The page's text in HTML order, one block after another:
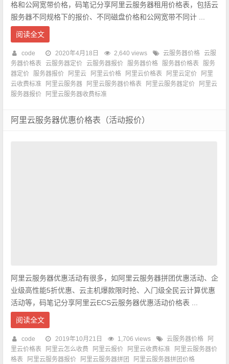
格和公网宽带价格，码笔记分享阿里云服务器租用价格表，包括云
服务器不同规格下的报价、不同磁盘价格和公网宽带不同计 ...
阅读全文
code 2020年4月18日 2,640 views 云服务器价格 云服
务器价格表
云服务器定价 云服务器报价 服务器价格 服务器价格表
服务
器定价 服务器报价 阿里云 阿里云价格 阿里云价格表 阿里云定价
阿里
云收费标准
阿里云服务器 阿里云服务器价格表 阿里云服务器定价
阿里云
服务器报价
阿里云服务器收费标准
阿里云服务器优惠价格表（活动报价）
阿里云服务器优惠活动有很多，如阿里云服务器拼团优惠活动、企
业级高性能5折优惠、云主机爆款限时抢、入门级全民云计算优惠
活动等，码笔记分享阿里云ECS云服务器优惠活动价格表 ...
阅读全文
code 2019年10月21日 1,706 views 云服务器价格
阿
里云价格表
阿里云怎么收费 阿里云报价 阿里云收费标准
阿里云服务器价
格表
阿里云服务器报价 阿里云服务器拼团 阿里云服务器拼团价格